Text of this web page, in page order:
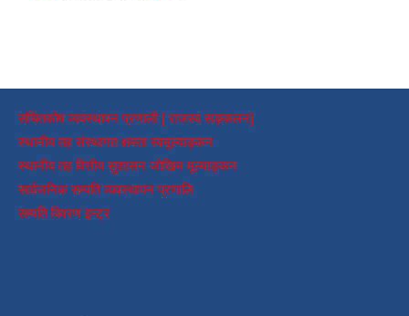
संचितकोष व्यवस्थापन प्रणाली [ राजस्व सङ्कलन]
स्थानीय तह संस्थागत क्षमता स्वमूल्याङ्कन
स्थानीय तह वित्तीय सुशासन जोखिम मूल्याङ्कन
सार्वजनिक सम्पति व्यवस्थापन प्रणालि
सम्पति विवरण इन्ट्र